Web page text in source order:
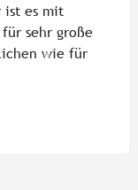
ist es mit
sehr große
wie für